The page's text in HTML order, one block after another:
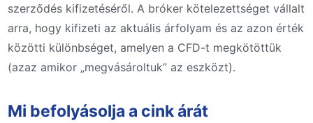
szerződés kifizetéséről. A bróker kötelezettséget vállalt
arra, hogy kifizeti az aktuális árfolyam és az azon érték
közötti különbséget, amelyen a CFD-t megkötöttük
(azaz amikor „megvásároltuk” az eszközt).
Mi befolyásolja a cink árát